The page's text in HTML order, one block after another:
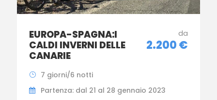
EUROPA-SPAGNA:I
CALDI INVERNI DELLE
CANARIE
da
2.200 €
7 giorni/6 notti
Partenza: dal 21 al 28 gennaio 2023